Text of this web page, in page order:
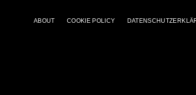
ABOUT COOKIE POLICY